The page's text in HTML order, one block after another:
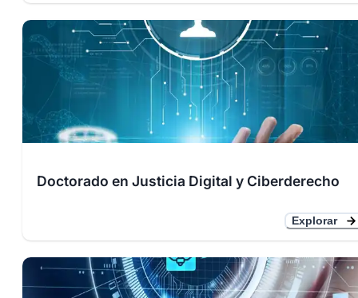
Doctorado en Justicia Digital y Ciberderecho
Explorar